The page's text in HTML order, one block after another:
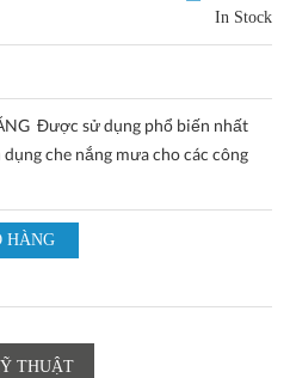
In Stock
Được sử dụng phổ biến nhất
che nắng mưa cho các công
THUẬT